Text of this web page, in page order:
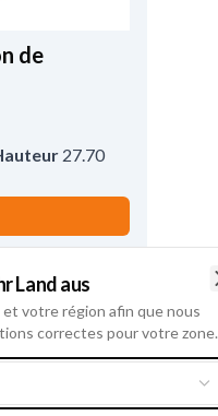
de
27.70
produit
Land aus
votre région afin que nous
correctes pour votre zone.